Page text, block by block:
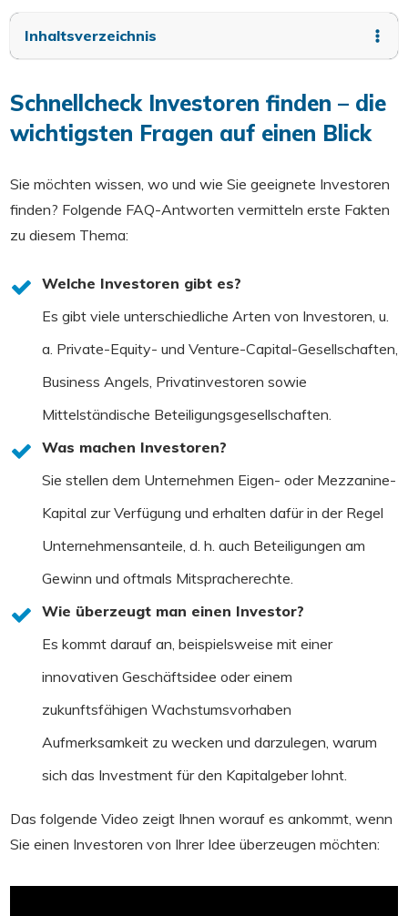
Inhaltsverzeichnis
Schnellcheck Investoren finden – die
wichtigsten Fragen auf einen Blick
Sie möchten wissen, wo und wie Sie geeignete Investoren
finden? Folgende FAQ-Antworten vermitteln erste Fakten
zu diesem Thema:
Welche Investoren gibt es?
Es gibt viele unterschiedliche Arten von Investoren, u.
a. Private-Equity- und Venture-Capital-Gesellschaften,
Business Angels, Privatinvestoren sowie
Mittelständische Beteiligungsgesellschaften.
Was machen Investoren?
Sie stellen dem Unternehmen Eigen- oder Mezzanine-
Kapital zur Verfügung und erhalten dafür in der Regel
Unternehmensanteile, d. h. auch Beteiligungen am
Gewinn und oftmals Mitspracherechte.
Wie überzeugt man einen Investor?
Es kommt darauf an, beispielsweise mit einer
innovativen Geschäftsidee oder einem
zukunftsfähigen Wachstumsvorhaben
Aufmerksamkeit zu wecken und darzulegen, warum
sich das Investment für den Kapitalgeber lohnt.
Das folgende Video zeigt Ihnen worauf es ankommt, wenn
Sie einen Investoren von Ihrer Idee überzeugen möchten: